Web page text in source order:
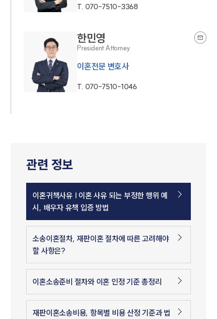
T. 070-7510-3368
한민영
President Attorney
이혼전문 변호사
T. 070-7510-1046
관련 정보
이혼귀책사유 | 이혼 사유 되는 부정한 행위 예
시, 배우자 유책 입증 방법
소송이혼절차, 재판이혼 절차에 따른 고려해야
할 사항은?
이혼소송준비 절차와 이혼 인정 기준 총정리
재판이혼소송비용, 항목별 비용 산정 기준과 법